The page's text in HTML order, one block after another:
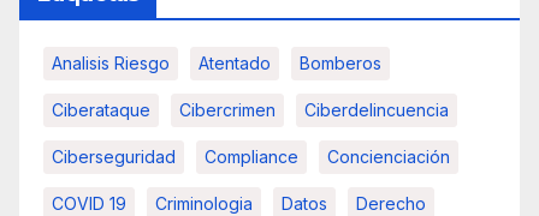
Analisis Riesgo Atentado Bomberos
Ciberataque Cibercrimen Ciberdelincuencia
Ciberseguridad Compliance Concienciación
COVID 19 Criminologia Datos Derecho